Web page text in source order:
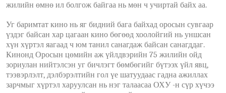
жилийн өмнө ил болгож байгаа нь мөн ч учиртай байх аа.
Уг баримтат кино нь яг бидний бага байхад оросын сувгаар
үздэг байсан хар цагаан кино бөгөөд хоолойгий нь уншсан
хүн хүртэл яагаад ч юм танил санагдаж байсан санагддаг.
Кинонд Оросын цөмийн аж үйлдвэрийн 75 жилийн ойд
зориулан нийтэлсэн уг бичлэгт бөмбөгийг бүтээх үйл явц,
тээвэрлэлт, дэлбэрэлтийн гол үе шатуудаас гадна ажиллах
зарчмыг хүртэл харуулсан нь нэг талаасаа ОХУ -н сүр хүчээ